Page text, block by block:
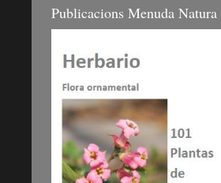
Publicacions Menuda Natura